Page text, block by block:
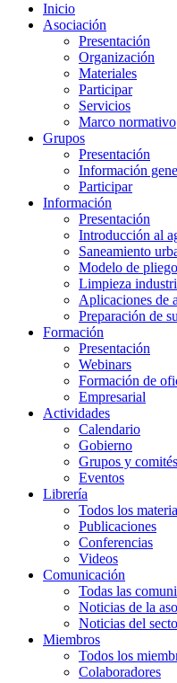
Inicio
Asociación
Presentación
Organización
Materiales
Participar
Servicios
Marco normativo
Grupos
Presentación
Información
Participar
Información
Presentación
Introducción al
Saneamiento
Modelo de
Limpieza
Aplicaciones de
Preparación de
Formación
Presentación
Webinars
Formación de
Empresarial
Actividades
Calendario
Gobierno
Grupos y comités
Eventos
Librería
Todos los
Publicaciones
Conferencias
Videos
Comunicación
Todas las
Noticias de la
Noticias del
Miembros
Todos los
Colaboradores